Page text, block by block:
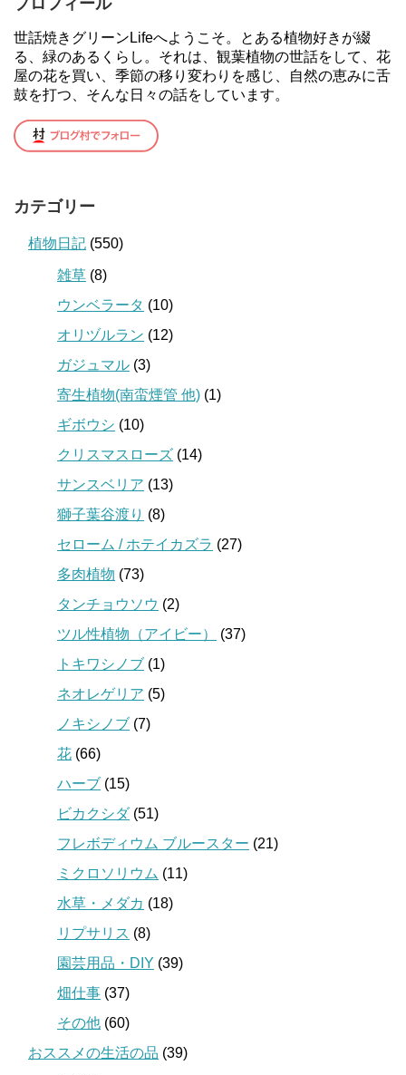
プロフィール
世話焼きグリーンLifeへようこそ。とある植物好きが綴
る、緑のあるくらし。それは、観葉植物の世話をして、花
屋の花を買い、季節の移り変わりを感じ、自然の恵みに舌
鼓を打つ、そんな日々の話をしています。
カテゴリー
植物日記 (550)
雑草 (8)
ウンベラータ (10)
オリヅルラン (12)
ガジュマル (3)
寄生植物(南蛮煙管 他) (1)
ギボウシ (10)
クリスマスローズ (14)
サンスベリア (13)
獅子葉谷渡り (8)
セローム / ホテイカズラ (27)
多肉植物 (73)
タンチョウソウ (2)
ツル性植物（アイビー）
(37)
トキワシノブ (1)
ネオレゲリア (5)
ノキシノブ (7)
花 (66)
ハーブ (15)
ビカクシダ(51)
フレボディウム ブルースター (21)
ミクロソリウム (11)
水草・メダカ (18)
リプサリス (8)
園芸用品・DIY (39)
畑仕事 (37)
その他 (60)
おススメの生活の品 (39)